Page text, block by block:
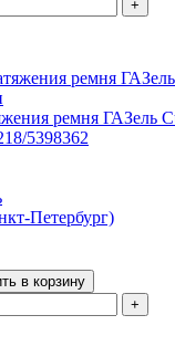
+
ремня ГАЗель
5398362
Петербург)
в корзину
+